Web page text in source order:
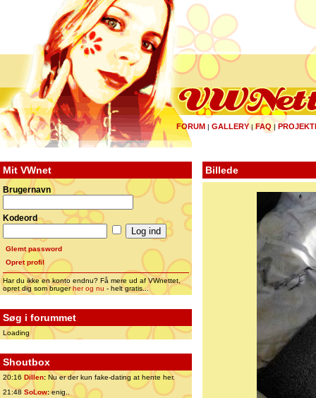
FORUM | GALLERY|FAQ |
Mit VWnet
Brugernavn
Kodeord
Glemt password
Opret profil
Har du ikke en konto endnu? Få mere ud af VWnettet,
opret dig som brugerher og nu - helt gratis...
Søg i forummet
Loading
Shoutbox
20:16 Dillen: Nu er der kun fake-dating at hente her.
21:48 SoLow:enig..
Billede